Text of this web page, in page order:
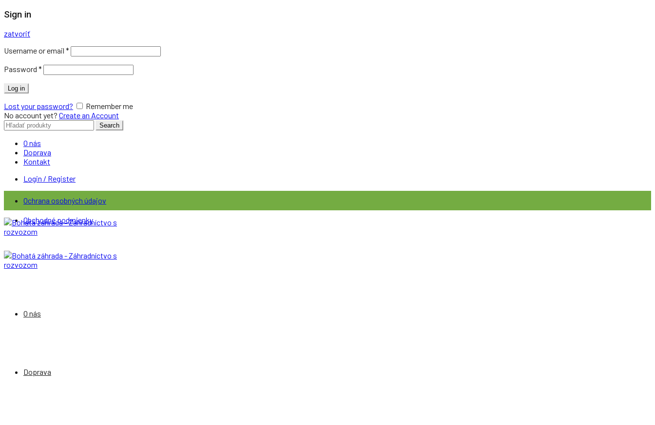
Sign in
zatvoriť
Username or email *
Password *
Log in
Lost your password?
Remember me
No account yet? Create an Account
Search
for:
Search
O nás
Doprava
Kontakt
Login / Register
Ochrana osobných údajov
Obchodné podmienky
O nás
Doprava